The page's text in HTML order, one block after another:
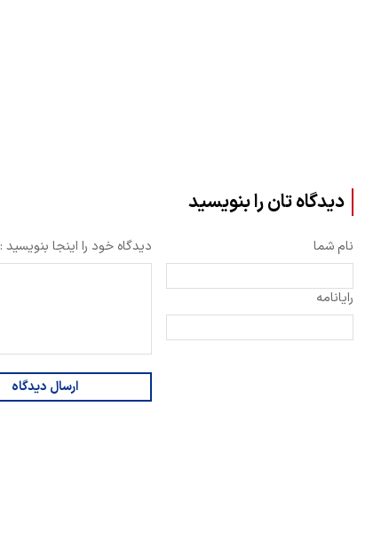
دیدگاه تان را بنویسید
نام شما
رایانامه
دیدگاه خود را اینجا بنویسید :
ارسال دیدگاه